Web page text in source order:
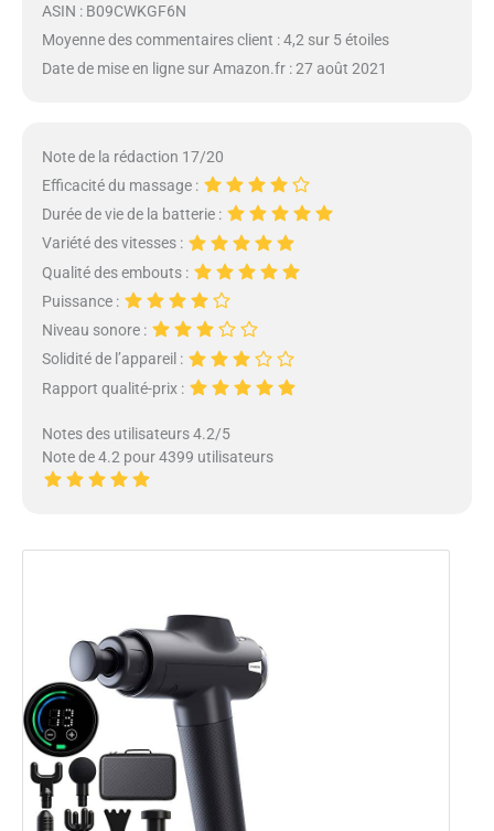
ASIN : B09CWKGF6N
Moyenne des commentaires client : 4,2 sur 5 étoiles
Date de mise en ligne sur Amazon.fr : 27 août 2021
Note de la rédaction 17/20
Efficacité du massage :
Durée de vie de la batterie :
Variété des vitesses :
Qualité des embouts :
Puissance :
Niveau sonore :
Solidité de l’appareil :
Rapport qualité-prix :
Notes des utilisateurs 4.2/5
Note de 4.2 pour 4399 utilisateurs